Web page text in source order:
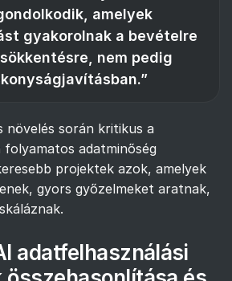
amelyek
gyakorolnak a bevételre
nem pedig
növelés során kritikus a
folyamatos adatminőség
projektek azok, amelyek
gyors győzelmeket aratnak,
adatfelhasználási